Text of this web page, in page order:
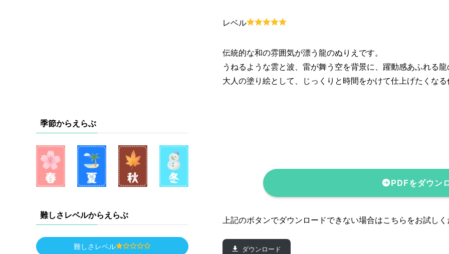
レベル
伝統的な和の雰囲気が漂う龍のぬりえです。
うねるような雲と波、雷が舞う空を背景に、躍動感あふれる
大人の塗り絵として、じっくりと時間をかけて仕上げたくな
PDFをダウン
上記のボタンでダウンロードできない場合はこちらをお試し
ダウンロード
季節からえらぶ
難しさレベルからえらぶ
難しさレベル